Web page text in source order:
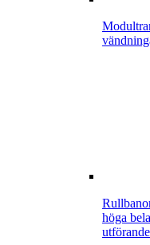
höga